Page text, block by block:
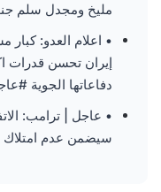
مليخ ومجدل سلم
• اعلام العدو:
إيران تحسن قدرات
دفاعاتها الجوية
• عاجل | ترامب:
سيضمن عدم امتلاك